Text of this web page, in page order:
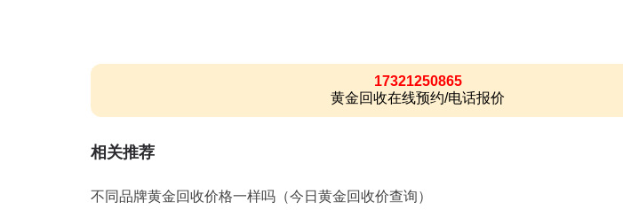
17321250865
黄金回收在线预约/电话报价
相关推荐
不同品牌黄金回收价格一样吗（今日黄金回收价查询）